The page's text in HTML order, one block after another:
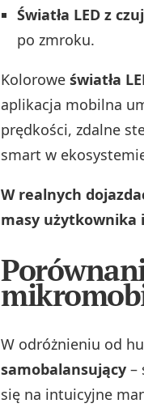
Światła LED z
po zmroku.
Kolorowe światła
aplikacja mobilna
prędkości, zdalne
smart w
W realnych
masy użytkownika
W odróżnieniu od
samobalansujący –
się na intuicyjne